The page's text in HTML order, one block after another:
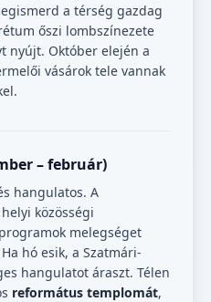
a térség gazdag
őszi lombszínezete
nyújt. Október elején a
vásárok tele vannak
– február)
hangulatos. A
közösségi
melegséget
hó esik, a Szatmári-
hangulatot áraszt. Télen
református templomát,